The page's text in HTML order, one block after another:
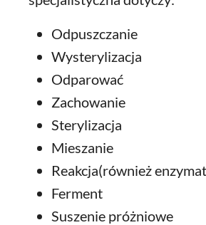
Odpuszczanie
Wysterylizacja
Odparować
Zachowanie
Sterylizacja
Mieszanie
Reakcja(również
Ferment
Suszenie próżniowe